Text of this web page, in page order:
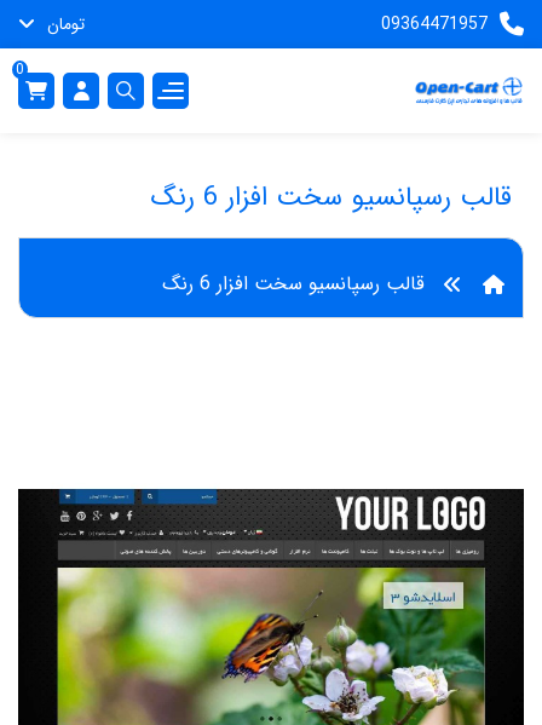
09364471957 تومان
0
قالب رسپانسیو سخت افزار 6 رنگ
قالب رسپانسیو سخت افزار 6 رنگ